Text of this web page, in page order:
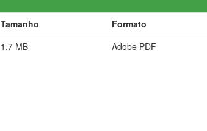
Tamanho
Formato
1,7 MB Adobe PDF